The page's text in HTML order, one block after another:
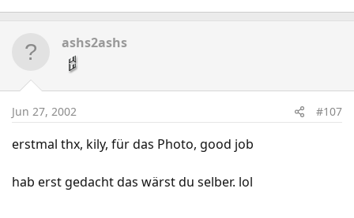
ashs2ashs
Jun 27, 2002 #107
erstmal thx, kily, für das Photo, good job
hab erst gedacht das wärst du selber. lol